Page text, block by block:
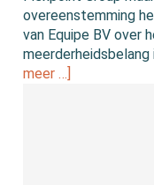
overeenstemming
van Equipe BV over
meerderheidsbelang
meer …]